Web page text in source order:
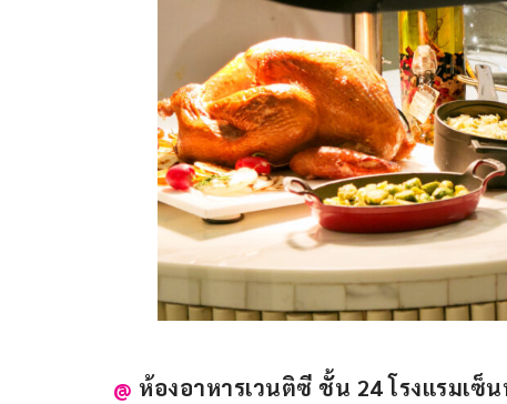
@ ห้องอาหารเวนติซี ชั้น 24 โรงแรมเซ็